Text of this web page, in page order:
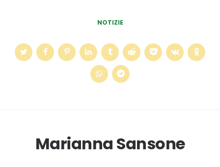
NOTIZIE
Marianna Sansone